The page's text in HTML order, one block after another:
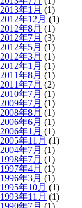
2013年1月 (1)
2012年12月 (1)
2012年8月 (1)
2012年7月 (3)
2012年5月 (1)
2012年3月 (1)
2012年1月 (1)
2011年8月 (1)
2011年7月 (2)
2010年7月 (1)
2009年7月 (1)
2008年8月 (1)
2006年6月 (1)
2006年1月 (1)
2005年11月 (1)
2004年7月 (1)
1998年7月 (1)
1997年4月 (1)
1996年3月 (1)
1995年10月 (1)
1993年11月 (1)
1990年7月 (1)